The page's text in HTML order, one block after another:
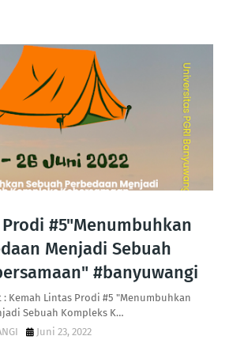
#5"Menumbuhkan
Menjadi Sebuah
#banyuwangi
Kemah Lintas Prodi #5 "Menumbuhkan
Sebuah Kompleks K…
Juni 23, 2022